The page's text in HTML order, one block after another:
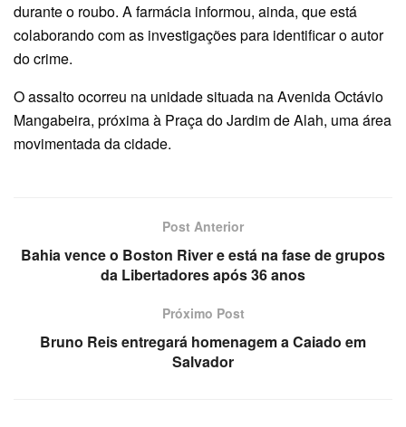
durante o roubo. A farmácia informou, ainda, que está
colaborando com as investigações para identificar o autor
do crime.
O assalto ocorreu na unidade situada na Avenida Octávio
Mangabeira, próxima à Praça do Jardim de Alah, uma área
movimentada da cidade.
Post Anterior
Bahia vence o Boston River e está na fase de grupos
da Libertadores após 36 anos
Próximo Post
Bruno Reis entregará homenagem a Caiado em
Salvador